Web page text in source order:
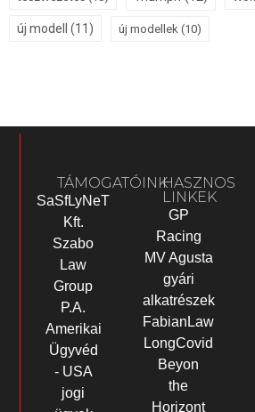
új modell (11) új modellek (10)
TÁMOGATÓINK
SaSfLyNeT
Kft.
Szabo
Law
Group
P.A.
Amerikai
Ügyvéd
- USA
jogi
HASZNOS
LINKEK
GP
Racing
MV Agusta
gyári
alkatrészek
FabianLaw
LongCovid
Beyon
the
Horizont